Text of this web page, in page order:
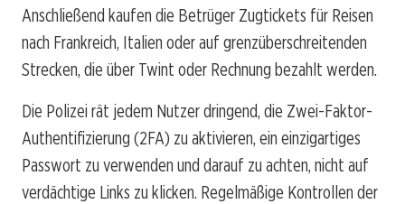
Anschließend kaufen die Betrüger Zugtickets für Reisen
nach Frankreich, Italien oder auf grenzüberschreitenden
Strecken, die über Twint oder Rechnung bezahlt werden.
Die Polizei rät jedem Nutzer dringend, die Zwei-Faktor-
Authentifizierung (2FA) zu aktivieren, ein einzigartiges
Passwort zu verwenden und darauf zu achten, nicht auf
verdächtige Links zu klicken. Regelmäßige Kontrollen der